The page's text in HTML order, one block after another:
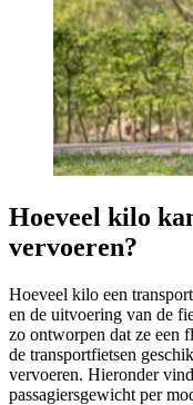
Hoeveel kilo
vervoeren?
Hoeveel kilo een
en de uitvoering van de
zo ontworpen dat ze een
de transportfietsen
vervoeren. Hieronder
passagiersgewicht per